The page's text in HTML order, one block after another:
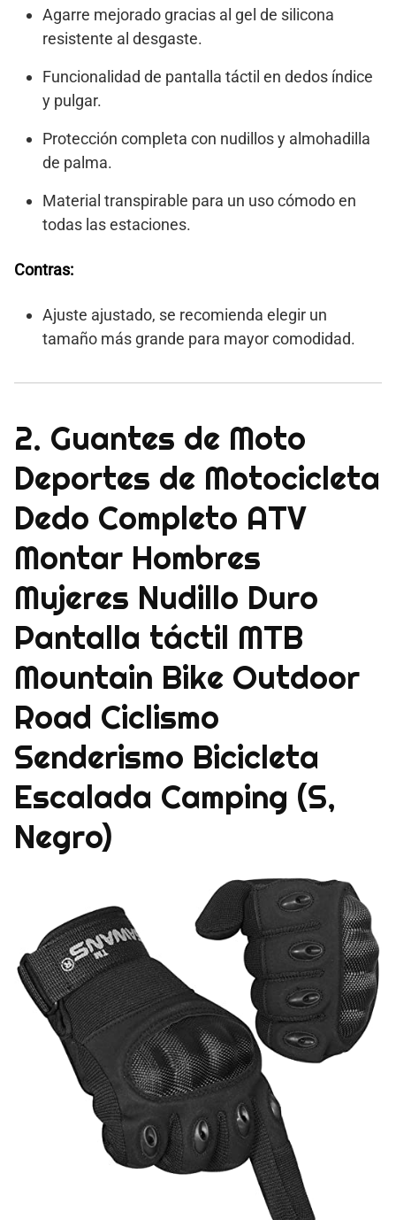
Agarre mejorado gracias al gel de silicona
resistente al desgaste.
Funcionalidad de pantalla táctil en dedos índice
y pulgar.
Protección completa con nudillos y almohadilla
de palma.
Material transpirable para un uso cómodo en
todas las estaciones.
Contras:
Ajuste ajustado, se recomienda elegir un
tamaño más grande para mayor comodidad.
2. Guantes de Moto
Deportes de Motocicleta
Dedo Completo ATV
Montar Hombres
Mujeres Nudillo Duro
Pantalla táctil MTB
Mountain Bike Outdoor
Road Ciclismo
Senderismo Bicicleta
Escalada Camping (S,
Negro)